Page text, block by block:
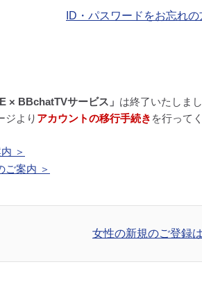
ID・パスワードをお忘れの
× BBchatTVサービス」 は終了いたしま
ジより アカウントの移行手続き を行って
＞
ご案内 ＞
女性の新規のご登録